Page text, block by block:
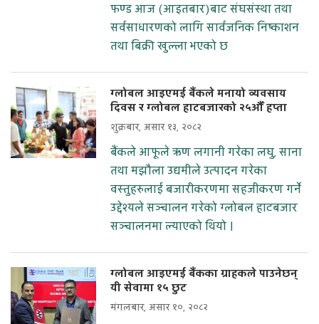
फण्ड आज (आइतबार)बाट संघसंस्था तथा
सर्वसाधारणको लागि सार्वजनिक निष्काशन
तथा बिक्री खुल्ला भएको छ
ग्लोबल आइएमई बैंकले मनायो व्यवसाय
दिवस र ग्लोबल हाटबजारको २५औँ हप्ता
शुक्रबार, असार १३, २०८२
बैंकले आफूले ऋण लगानी गरेका लघु, साना
तथा मझौला उद्यमीले उत्पादन गरेका
वस्तुहरुलाई बजारीकरणमा सहजीकरण गर्ने
उद्देश्यले सञ्चालन गरेको ग्लोबल हाटबजार
सञ्चालनमा ल्याएको थियो ।
ग्लोबल आइएमई बैंकका ग्राहकले पाउनेछन्
यी सेवामा १५ छुट
मंगलबार, असार १०, २०८२